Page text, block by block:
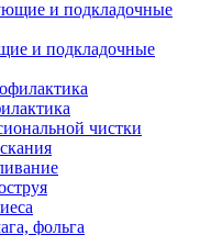
и подкладочные
чистки